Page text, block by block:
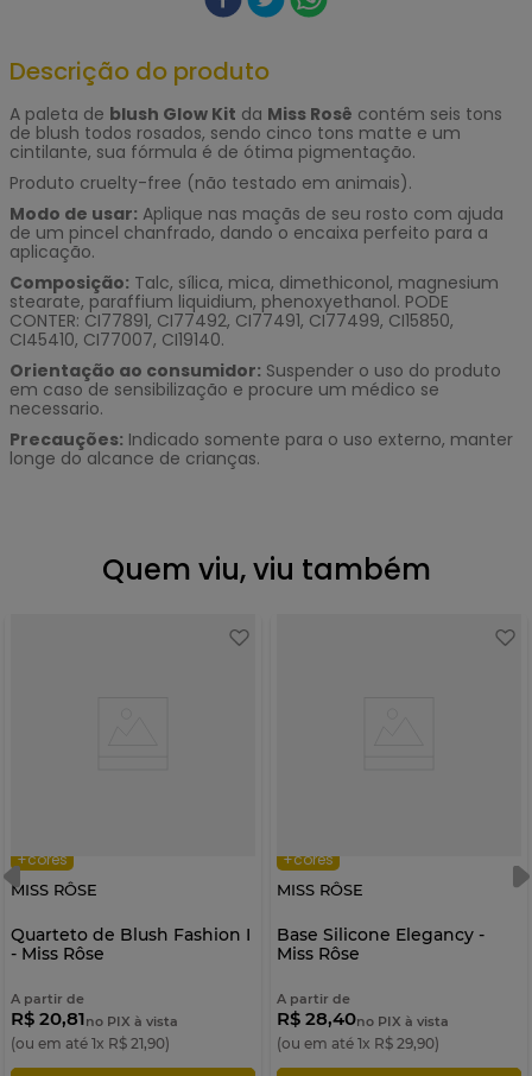
Descrição do produto
A paleta de blush Glow Kit da Miss Rosê contém seis tons
de blush todos rosados, sendo cinco tons matte e um
cintilante, sua fórmula é de ótima pigmentação.
Produto cruelty-free (não testado em animais).
Modo de usar: Aplique nas maçãs de seu rosto com ajuda
de um pincel chanfrado, dando o encaixa perfeito para a
aplicação.
Composição: Talc, sílica, mica, dimethiconol, magnesium
stearate, paraffium liquidium, phenoxyethanol. PODE
CONTER: CI77891, CI77492, CI77491, CI77499, CI15850,
CI45410, CI77007, CI19140.
Orientação ao consumidor: Suspender o uso do produto
em caso de sensibilização e procure um médico se
necessario.
Precauções: Indicado somente para o uso externo, manter
longe do alcance de crianças.
Quem viu, viu também
+cores
MISS RÔSE
Quarteto de Blush Fashion I
- Miss Rôse
A partir de
R$ 20,81no PIX à vista
(ou em até 1x R$ 21,90)
+cores
MISS RÔSE
Base Silicone Elegancy -
Miss Rôse
A partir de
R$ 28,40no PIX à vista
(ou em até 1x R$ 29,90)